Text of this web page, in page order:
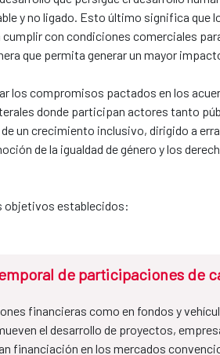
y no ligado. Esto último significa que
con condiciones comerciales
que permita generar un mayor
los compromisos pactados en los
donde participan actores tanto
un crecimiento inclusivo, dirigido a
de la igualdad de género y los
objetivos establecidos:
de participaciones de
financieras como en fondos y
el desarrollo de proyectos,
financiación en los mercados